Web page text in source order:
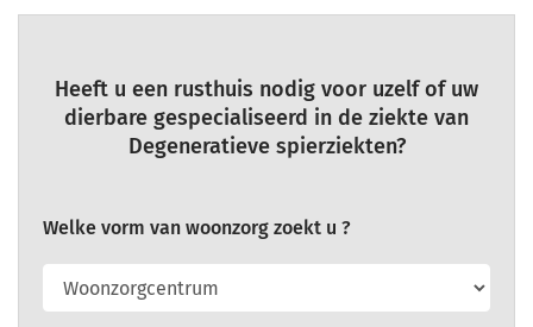
Heeft u een rusthuis nodig voor uzelf of uw
dierbare gespecialiseerd in de ziekte van
Degeneratieve spierziekten?
Welke vorm van woonzorg zoekt u ?